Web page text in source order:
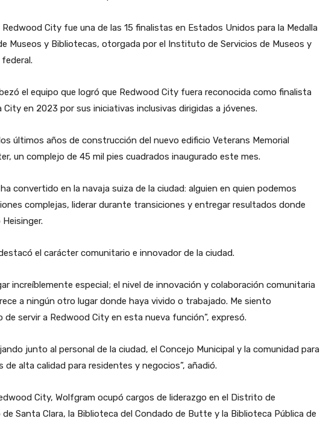
City fue una de las 15 finalistas en Estados Unidos para la Medalla
Museos y Bibliotecas, otorgada por el Instituto de Servicios de Museos y
el equipo que logró que Redwood City fuera reconocida como finalista
City en 2023 por sus iniciativas inclusivas dirigidas a jóvenes.
últimos años de construcción del nuevo edificio Veterans Memorial
un complejo de 45 mil pies cuadrados inaugurado este mes.
convertido en la navaja suiza de la ciudad: alguien en quien podemos
complejas, liderar durante transiciones y entregar resultados donde
el carácter comunitario e innovador de la ciudad.
increíblemente especial; el nivel de innovación y colaboración comunitaria
a ningún otro lugar donde haya vivido o trabajado. Me siento
servir a Redwood City en esta nueva función”, expresó.
junto al personal de la ciudad, el Concejo Municipal y la comunidad para
de alta calidad para residentes y negocios”, añadió.
City, Wolfgram ocupó cargos de liderazgo en el Distrito de
Santa Clara, la Biblioteca del Condado de Butte y la Biblioteca Pública de